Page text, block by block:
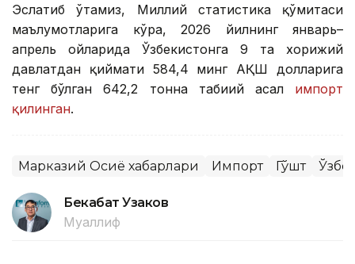
Эслатиб ўтамиз, Миллий статистика қўмитаси
маълумотларига кўра, 2026 йилнинг январь–
апрель ойларида Ўзбекистонга 9 та хорижий
давлатдан қиймати 584,4 минг АҚШ долларига
тенг бўлган 642,2 тонна табиий асал импорт
қилинган.
Марказий Осиё хабарлари Импорт Гўшт
Бекабат Узаков
Муаллиф